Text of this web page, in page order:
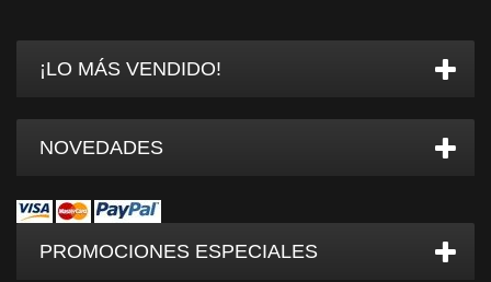
¡LO MÁS VENDIDO!
NOVEDADES
PROMOCIONES ESPECIALES